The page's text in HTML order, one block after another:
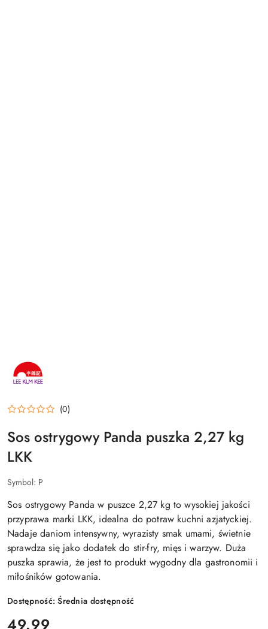
NAZWA
PRODUCENTA:
LEE
KUM
(0)
Sos ostrygowy Panda puszka 2,27 kg
LKK
Symbol: P
Sos ostrygowy Panda w puszce 2,27 kg to wysokiej jakości
przyprawa marki LKK, idealna do potraw kuchni azjatyckiej.
Nadaje daniom intensywny, wyrazisty smak umami, świetnie
sprawdza się jako dodatek do stir-fry, mięs i warzyw. Duża
puszka sprawia, że jest to produkt wygodny dla gastronomii i
miłośników gotowania.
Dostępność:Średnia dostępność
cena:
49.99